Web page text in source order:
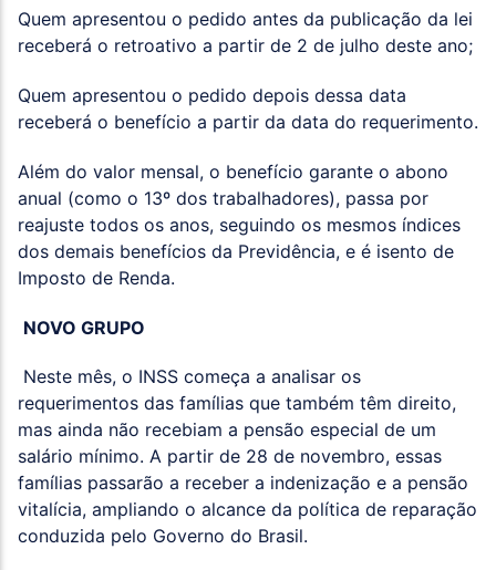
Quem apresentou o pedido antes da publicação da lei
receberá o retroativo a partir de 2 de julho deste ano;
Quem apresentou o pedido depois dessa data
receberá o benefício a partir da data do requerimento.
Além do valor mensal, o benefício garante o abono
anual (como o 13º dos trabalhadores), passa por
reajuste todos os anos, seguindo os mesmos índices
dos demais benefícios da Previdência, e é isento de
Imposto de Renda.
NOVO GRUPO
Neste mês, o INSS começa a analisar os
requerimentos das famílias que também têm direito,
mas ainda não recebiam a pensão especial de um
salário mínimo. A partir de 28 de novembro, essas
famílias passarão a receber a indenização e a pensão
vitalícia, ampliando o alcance da política de reparação
conduzida pelo Governo do Brasil.